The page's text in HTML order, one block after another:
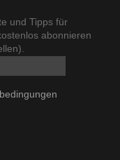
und Tipps für
abonnieren